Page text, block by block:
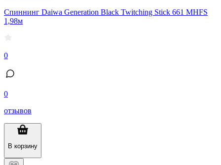
Спиннинг Daiwa Generation Black Twitching Stick 661 MHFS
1,98м
0
0
отзывов
В корзину